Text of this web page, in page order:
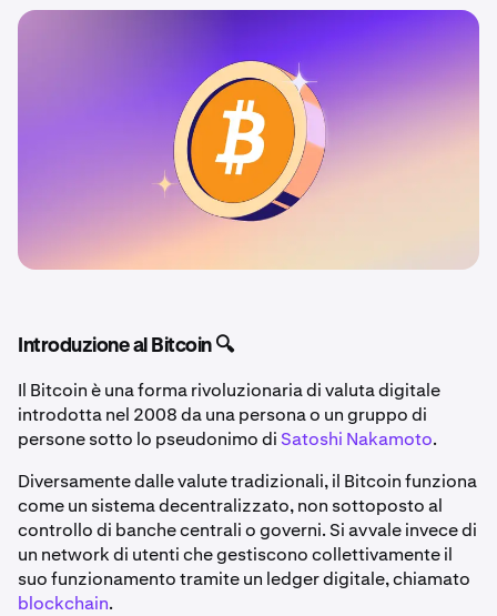
Introduzione al Bitcoin 🔍
Il Bitcoin è una forma rivoluzionaria di valuta digitale
introdotta nel 2008 da una persona o un gruppo di
persone sotto lo pseudonimo di Satoshi Nakamoto.
Diversamente dalle valute tradizionali, il Bitcoin funziona
come un sistema decentralizzato, non sottoposto al
controllo di banche centrali o governi. Si avvale invece di
un network di utenti che gestiscono collettivamente il
suo funzionamento tramite un ledger digitale, chiamato
blockchain.